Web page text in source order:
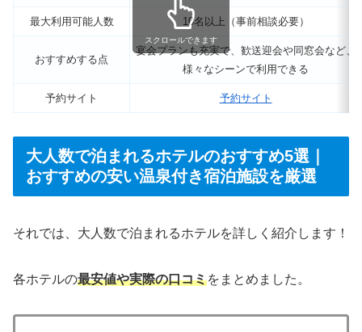
最大利用可能人数 10名以上（事前相談必要）
おすすめする点
宴会プランも充実で、歓送迎会や同窓会など、
様々なシーンで利用できる
予約サイト 予約サイト
スクロールできます
大人数で泊まれるホテルのおすすめ5選｜
おすすめの安い温泉付き宿泊施設を厳選
それでは、大人数で泊まれるホテルを詳しく紹介します！
各ホテルの最安値や実際の口コミをまとめました。